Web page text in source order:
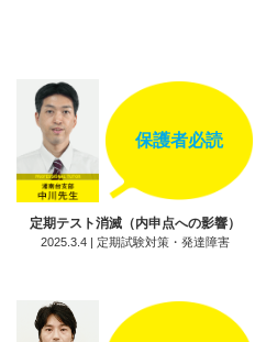
保護者必読
定期テスト消滅（内申点への影響）
2025.3.4 | 定期試験対策・発達障害